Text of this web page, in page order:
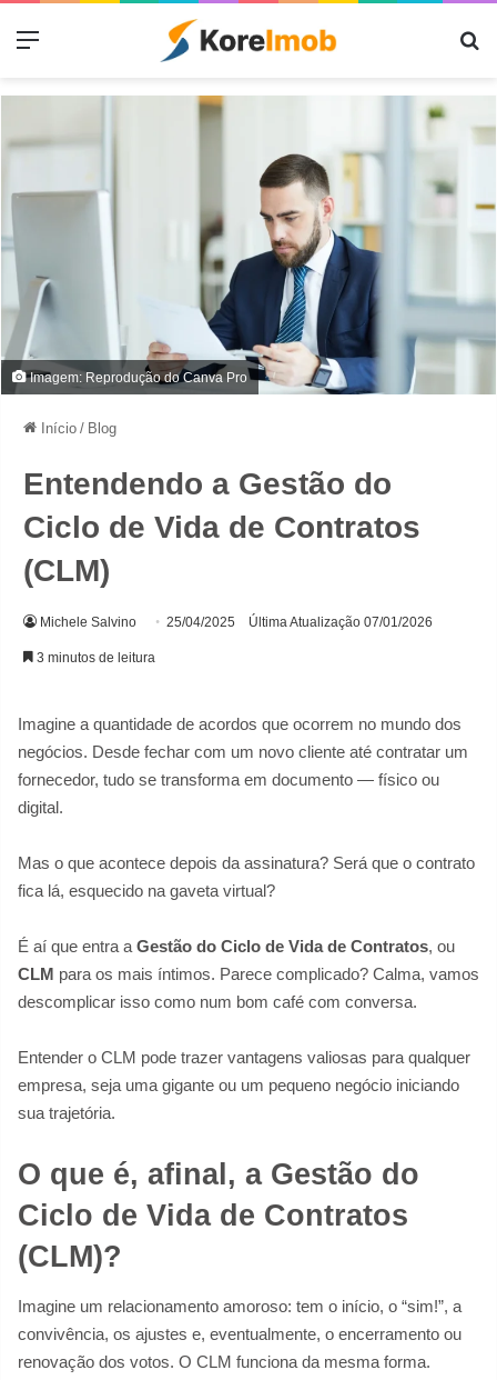
Menu
Imagem: Reprodução do Canva Pro
Início / Blog
Entendendo a Gestão do
Ciclo de Vida de Contratos
(CLM)
Michele Salvino 25/04/2025 Última Atualização 07/01/2026
3 minutos de leitura
Imagine a quantidade de acordos que ocorrem no mundo dos
negócios. Desde fechar com um novo cliente até contratar um
fornecedor, tudo se transforma em documento — físico ou
digital.
Mas o que acontece depois da assinatura? Será que o contrato
fica lá, esquecido na gaveta virtual?
É aí que entra a Gestão do Ciclo de Vida de Contratos, ou
CLM para os mais íntimos. Parece complicado? Calma, vamos
descomplicar isso como num bom café com conversa.
Entender o CLM pode trazer vantagens valiosas para qualquer
empresa, seja uma gigante ou um pequeno negócio iniciando
sua trajetória.
O que é, afinal, a Gestão do
Ciclo de Vida de Contratos
(CLM)?
Imagine um relacionamento amoroso: tem o início, o “sim!”, a
convivência, os ajustes e, eventualmente, o encerramento ou
renovação dos votos. O CLM funciona da mesma forma.